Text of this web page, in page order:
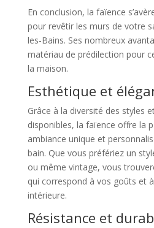
En conclusion, la faïence
pour revêtir les murs de votre
les-Bains. Ses nombreux
matériau de prédilection pour
la maison.
Esthétique et
Grâce à la diversité des styles
disponibles, la faïence offre la
ambiance unique et
bain. Que vous préfériez un
ou même vintage, vous
qui correspond à vos goûts et
intérieure.
Résistance et